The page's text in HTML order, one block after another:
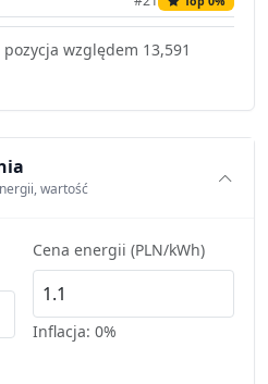
względem 13,591
wartość
Cena energii (PLN/kWh)
Inflacja: 0%